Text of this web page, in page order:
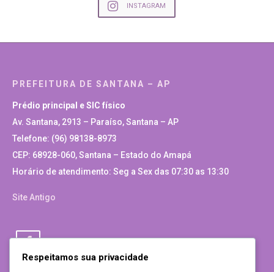
INSTAGRAM
PREFEITURA DE SANTANA – AP
Prédio principal e SIC físico
Av. Santana, 2913 – Paraíso, Santana – AP
Telefone: (96) 98138-8973
CEP: 68928-060, Santana – Estado do Amapá
Horário de atendimento: Seg a Sex das 07:30 as 13:30
Site Antigo
Respeitamos sua privacidade